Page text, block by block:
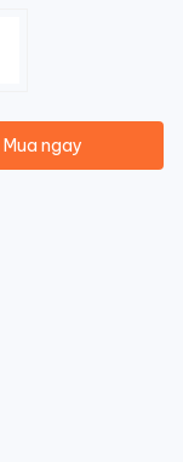
Mua ngay